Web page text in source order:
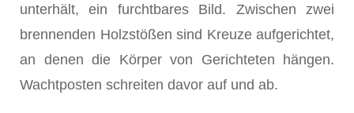
unterhält, ein furchtbares Bild. Zwischen zwei
brennenden Holzstößen sind Kreuze aufgerichtet,
an denen die Körper von Gerichteten hängen.
Wachtposten schreiten davor auf und ab.